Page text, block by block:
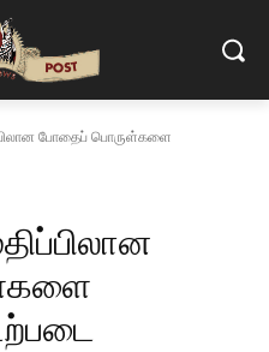
போதைப் பொருள்களை